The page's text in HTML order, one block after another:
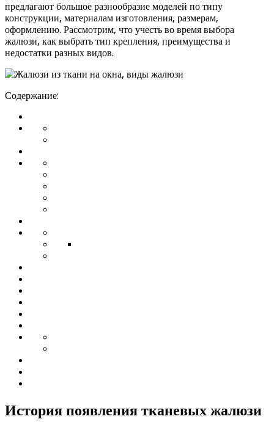
предлагают большое разнообразие моделей по типу
конструкции, материалам изготовления, размерам,
оформлению. Рассмотрим, что учесть во время выбора
жалюзи, как выбрать тип крепления, преимущества и
недостатки разных видов.
Содержание:
История появления тканевых жалюзи